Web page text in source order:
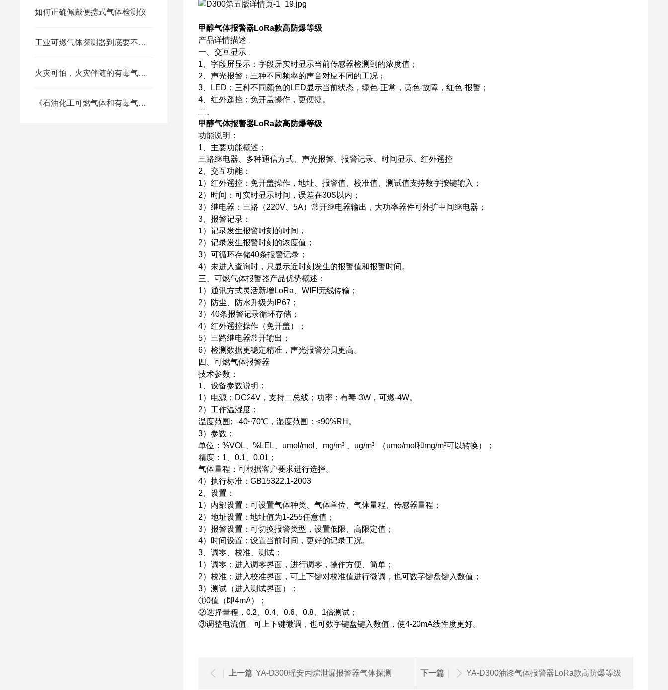
如何正确佩戴便携式气体检测仪
工业可燃气体探测器到底要不要“年检”？
火灾可怕，火灾伴随的有毒气体泄漏更加致命！
《石油化工可燃气体和有毒气体检测报警设计标准》之探测器选用
甲醇气体报警器LoRa款高防爆等级
产品详情描述：
一、交互显示：
1、字段屏显示：字段屏实时显示当前传感器检测到的浓度值；
2、声光报警：三种不同频率的声音对应不同的工况；
3、LED：三种不同颜色的LED显示当前状态，绿色-正常，黄色-故障，红色-报警；
4、红外遥控：免开盖操作，更便捷。
二、
甲醇气体报警器LoRa款高防爆等级
功能说明：
1、主要功能概述：
三路继电器、多种通信方式、声光报警、报警记录、时间显示、红外遥控
2、交互功能：
1）红外遥控：免开盖操作，地址、报警值、校准值、测试值支持数字按键输入；
2）时间：可实时显示时间，误差在30S以内；
3）继电器：三路（220V、5A）常开继电器输出，大功率器件可外扩中间继电器；
3、报警记录：
1）记录发生报警时刻的时间；
2）记录发生报警时刻的浓度值；
3）可循环存储40条报警记录；
4）未进入查询时，只显示近时刻发生的报警值和报警时间。
三、可燃气体报警器产品优势概述：
1）通讯方式灵活新增LoRa、WIFI无线传输；
2）防尘、防水升级为IP67；
3）40条报警记录循环存储；
4）红外遥控操作（免开盖）；
5）三路继电器常开输出；
6）检测数据更稳定精准，声光报警分贝更高。
四、可燃气体报警器
技术参数：
1、设备参数说明：
1）电源：DC24V，支持二总线；功率：有毒-3W，可燃-4W。
2）工作温湿度：
温度范围: -40~70℃，湿度范围：≤90%RH。
3）参数：
单位：%VOL、%LEL、umol/mol、mg/m³ 、ug/m³ （umo/mol和mg/m³可以转换）；
精度：1、0.1、0.01；
气体量程：可根据客户要求进行选择。
4）执行标准：GB15322.1-2003
2、设置：
1）内部设置：可设置气体种类、气体单位、气体量程、传感器量程；
2）地址设置：地址值为1-255任意值；
3）报警设置：可切换报警类型，设置低限、高限定值；
4）时间设置：设置当前时间，更好的记录工况。
3、调零、校准、测试：
1）调零：进入调零界面，进行调零，操作方便、简单；
2）校准：进入校准界面，可上下键对校准值进行微调，也可数字键盘键入数值；
3）测试（进入测试界面）：
①0值（即4mA）；
②选择量程，0.2、0.4、0.6、0.8、1倍测试；
③调整电流值，可上下键微调，也可数字键盘键入数值，使4-20mA线性度更好。
上一篇 YA-D300瑶安丙烷泄漏报警器气体探测 下一篇 YA-D300油漆气体报警器LoRa款高防爆等级